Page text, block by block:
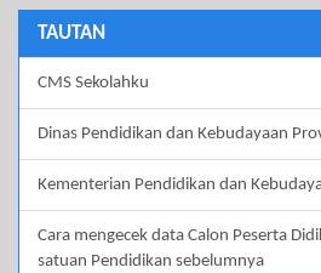
TAUTAN
CMS Sekolahku
Dinas Pendidikan dan Kebudayaan
Kementerian Pendidikan dan
Cara mengecek data Calon Peserta
satuan Pendidikan sebelumnya